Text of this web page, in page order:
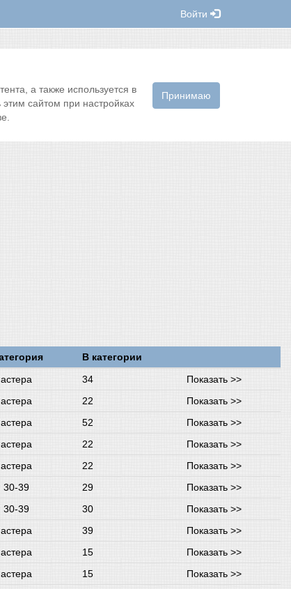
Войти
Принимаю
а также используется в
сайтом при настройках
В категории
34
Показать >>
22
Показать >>
52
Показать >>
22
Показать >>
22
Показать >>
30-39 29
Показать >>
30-39 30
Показать >>
39
Показать >>
15
Показать >>
15
Показать >>